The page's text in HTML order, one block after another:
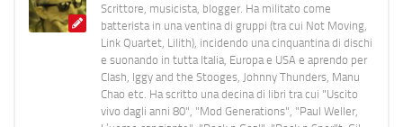
Scrittore, musicista, blogger. Ha militato come
batterista in una ventina di gruppi (tra cui Not Moving,
Link Quartet, Lilith), incidendo una cinquantina di dischi
e suonando in tutta Italia, Europa e USA e aprendo per
Clash, Iggy and the Stooges, Johnny Thunders, Manu
Chao etc. Ha scritto una decina di libri tra cui "Uscito
vivo dagli anni 80", "Mod Generations", "Paul Weller,